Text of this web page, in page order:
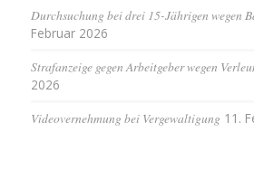
Durchsuchung bei drei 15-Jährigen wegen
Februar 2026
Strafanzeige gegen Arbeitgeber wegen
2026
Videovernehmung bei Vergewaltigung 11.